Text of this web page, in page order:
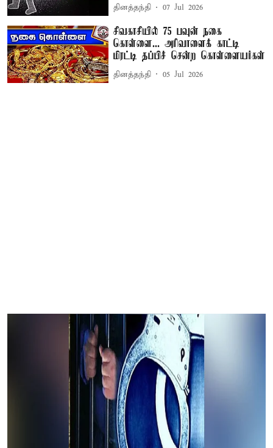
தினத்தந்தி 07 Jul 2026
சிவகாசியில் 75 பவுன் நகை
கொள்ளை... அரிவாளைக் காட்டி
மிரட்டி தப்பிச் சென்ற கொள்ளையர்கள்
தினத்தந்தி 05 Jul 2026